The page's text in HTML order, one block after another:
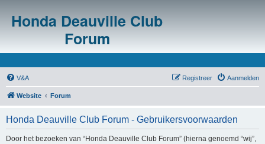
Honda Deauville Club
Forum
V&A Aanmelden
Registreer
Website Forum
Honda Deauville Club Forum - Gebruikersvoorwaarden
Door het bezoeken van “Honda Deauville Club Forum” (hierna genoemd “wij”,